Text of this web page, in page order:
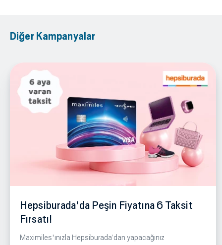
Diğer Kampanyalar
Hepsiburada'da Peşin Fiyatına 6 Taksit
Fırsatı!
Maximiles'ınızla Hepsiburada‘dan yapacağınız